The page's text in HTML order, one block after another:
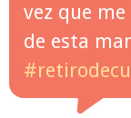
vez que
de esta